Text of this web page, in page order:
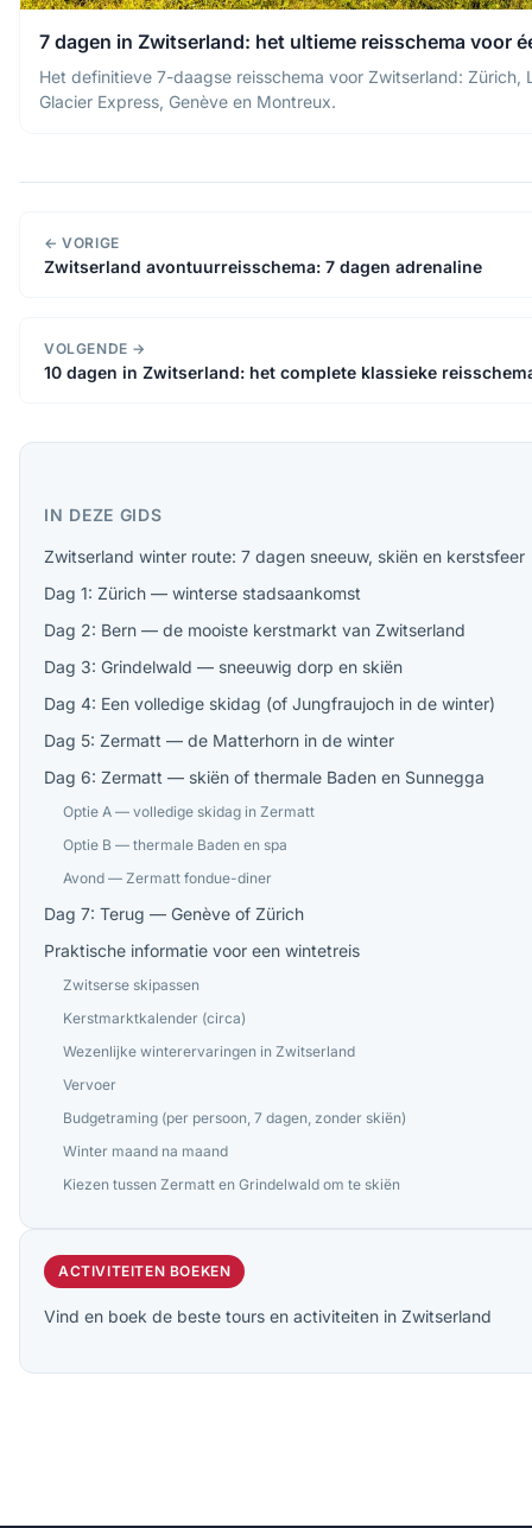
7 dagen in Zwitserland: het ultieme reisschema voor
Het definitieve 7-daagse reisschema voor Zwitserland: Zürich,
Glacier Express, Genève en Montreux.
← VORIGE
Zwitserland avontuurreisschema: 7 dagen adrenaline
VOLGENDE →
10 dagen in Zwitserland: het complete klassieke
IN DEZE GIDS
Zwitserland winter route: 7 dagen sneeuw, skiën en kerstsfeer
Dag 1: Zürich — winterse stadsaankomst
Dag 2: Bern — de mooiste kerstmarkt van Zwitserland
Dag 3: Grindelwald — sneeuwig dorp en skiën
Dag 4: Een volledige skidag (of Jungfraujoch in de winter)
Dag 5: Zermatt — de Matterhorn in de winter
Dag 6: Zermatt — skiën of thermale Baden en Sunnegga
Optie A — volledige skidag in Zermatt
Optie B — thermale Baden en spa
Avond — Zermatt fondue-diner
Dag 7: Terug — Genève of Zürich
Praktische informatie voor een wintetreis
Zwitserse skipassen
Kerstmarktkalender (circa)
Wezenlijke winterervaringen in Zwitserland
Vervoer
Budgetraming (per persoon, 7 dagen, zonder skiën)
Winter maand na maand
Kiezen tussen Zermatt en Grindelwald om te skiën
ACTIVITEITEN BOEKEN
Vind en boek de beste tours en activiteiten in Zwitserland